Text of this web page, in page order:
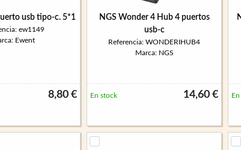
usb tipo-c. 5*1
ew1149
Ewent
8,80 €
NGS Wonder 4 Hub 4 puertos
usb-c
Referencia: WONDERIHUB4
Marca: NGS
14,60 €
En stock